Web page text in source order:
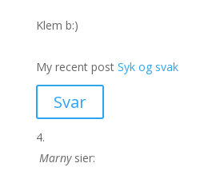
Klem b:)
My recent post Syk og svak
Svar
Marny sier: